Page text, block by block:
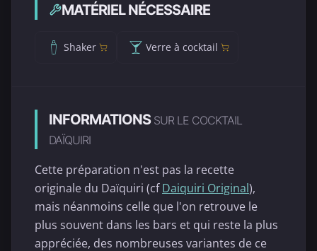
MATÉRIEL NÉCESSAIRE
Shaker Verre à cocktail
INFORMATIONS SUR LE COCKTAIL
DAÏQUIRI
Cette préparation n'est pas la recette
originale du Daïquiri (cfDaiquiri Original),
mais néanmoins celle que l'on retrouve le
plus souvent dans les bars et qui reste la plus
appréciée, des nombreuses variantes de ce